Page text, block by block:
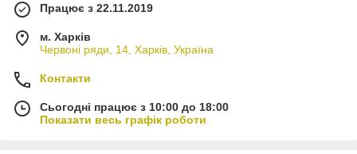
Працює з 22.11.2019
м. Харків
Червоні ряди, 14, Харків, Україна
Контакти
Сьогодні працює з 10:00 до 18:00
Показати весь графік роботи